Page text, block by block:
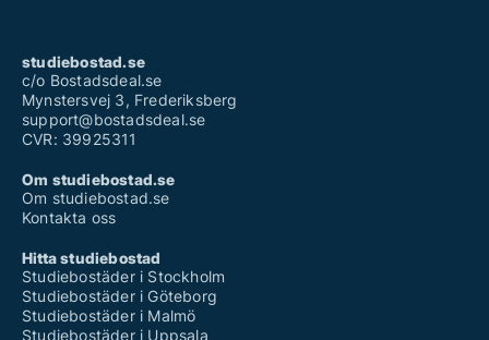
studiebostad.se
c/o Bostadsdeal.se
Mynstersvej 3, Frederiksberg
support@bostadsdeal.se
CVR: 39925311
Om studiebostad.se
Om studiebostad.se
Kontakta oss
Hitta studiebostad
Studiebostäder i Stockholm
Studiebostäder i Göteborg
Studiebostäder i Malmö
Studiebostäder i Uppsala